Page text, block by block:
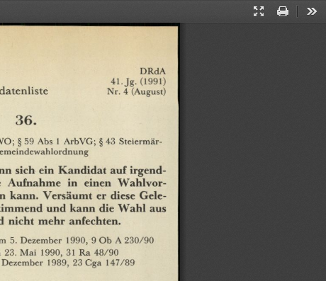
Presentation
Print
DRdA
41. Jg. (1991)
Nr. 4(August)
36.
§ 59 Abs 1 ArbVG; § 43 Steiermär-
sich ein Kandidat auf irgend¬
Aufnahme in einen Wahlvor¬
kann. Versäumt er diese Gele¬
und kann die Wahl aus
nicht mehr anfechten.
5. Dezember 1990, 9Ob A 230/90
23. Mai 1990, 31 Ra 48/90
Dezember 1989, 23 Cga 147/89